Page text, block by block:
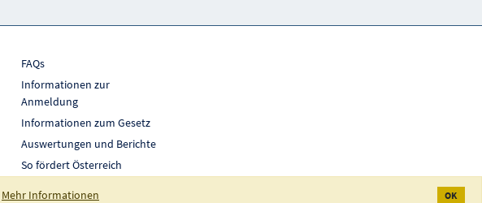
FAQs
Informationen zur
Anmeldung
Informationen zum Gesetz
Auswertungen und Berichte
So fördert Österreich
Mehr Informationen OK